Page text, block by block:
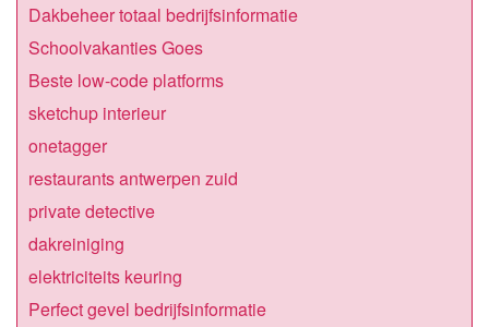
Dakbeheer totaal bedrijfsinformatie
Schoolvakanties Goes
Beste low-code platforms
sketchup interieur
onetagger
restaurants antwerpen zuid
private detective
dakreiniging
elektriciteits keuring
Perfect gevel bedrijfsinformatie